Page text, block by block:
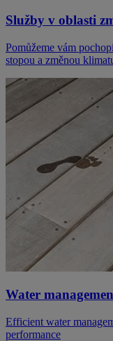
Služby v oblasti
Pomůžeme vám
stopou a změnou
Water
Efficient water
performance